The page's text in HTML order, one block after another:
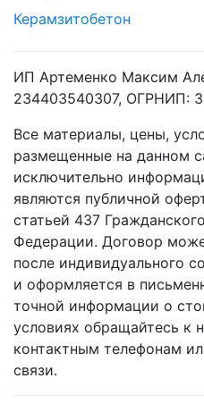
Керамзитобетон
ИП Артеменко Максим
234403540307, ОГРНИП:
Все материалы, цены,
размещенные на данном
исключительно
являются публичной
статьей 437
Федерации. Договор
после индивидуального
и оформляется в
точной информации о
условиях обращайтесь
контактным телефонам
связи.